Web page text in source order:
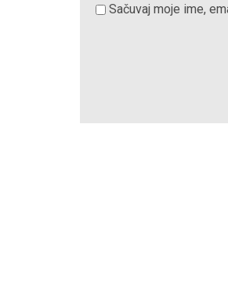
Sačuvaj moje ime,